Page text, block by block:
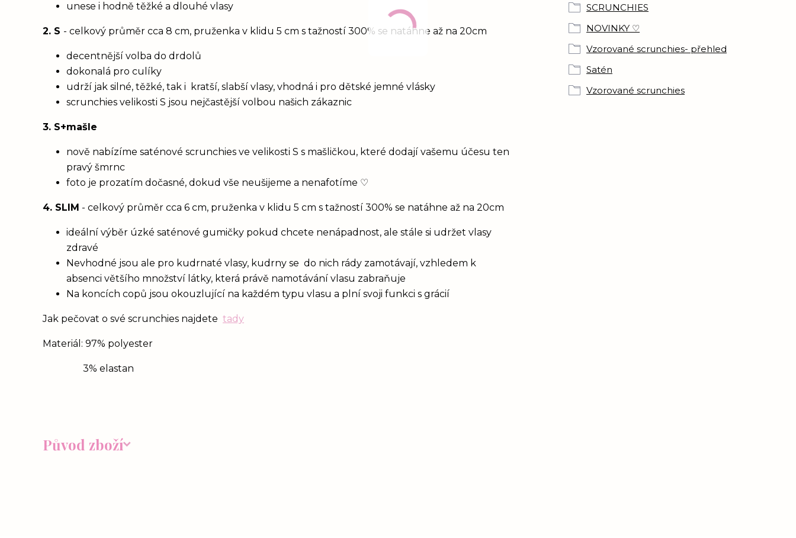
unese i hodně těžké a dlouhé vlasy
2. S - celkový průměr cca 8 cm, pruženka v klidu 5 cm s tažností 300% se natáhne až na 20cm
decentnější volba do drdolů
dokonalá pro culíky
udrží jak silné, těžké, tak i kratší, slabší vlasy, vhodná i pro dětské jemné vlásky
scrunchies velikosti S jsou nejčastější volbou našich zákaznic
3. S+mašle
nově nabízíme saténové scrunchies ve velikosti S s mašličkou, které dodají vašemu účesu ten
pravý šmrnc
foto je prozatím dočasné, dokud vše neušijeme a nenafotíme ♡
4. SLIM - celkový průměr cca 6 cm, pruženka v klidu 5 cm s tažností 300% se natáhne až na 20cm
ideální výběr úzké saténové gumičky pokud chcete nenápadnost, ale stále si udržet vlasy
zdravé
Nevhodné jsou ale pro kudrnaté vlasy, kudrny se do nich rády zamotávají, vzhledem k
absenci většího množství látky, která právě namotávání vlasu zabraňuje
Na koncích copů jsou okouzlující na každém typu vlasu a plní svoji funkci s grácií
Jak pečovat o své scrunchies najdete tady
Materiál: 97% polyester
3% elastan
Původ zboží
SCRUNCHIES
NOVINKY ♡
Vzorované scrunchies- přehled
Satén
Vzorované scrunchies